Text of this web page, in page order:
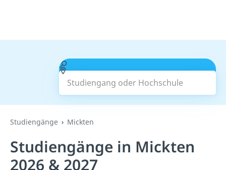
Studiengang oder Hochschule
Suchen
Studiengänge Mickten
Studiengänge in Mickten
2026 & 2027